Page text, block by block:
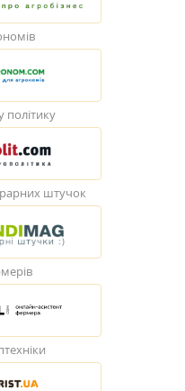
політику
штучок